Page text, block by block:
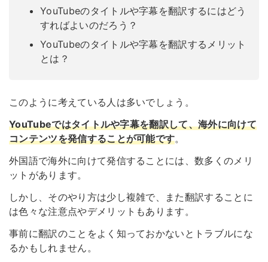
YouTubeのタイトルや字幕を翻訳するにはどう
すればよいのだろう？
YouTubeのタイトルや字幕を翻訳するメリット
とは？
このように考えている人は多いでしょう。
YouTubeではタイトルや字幕を翻訳して、海外に向けて
コンテンツを発信することが可能です。
外国語で海外に向けて発信することには、数多くのメリ
ットがあります。
しかし、そのやり方は少し複雑で、また翻訳することに
は色々な注意点やデメリットもあります。
事前に翻訳のことをよく知っておかないとトラブルにな
るかもしれません。